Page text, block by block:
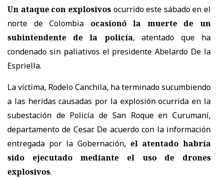
Un ataque con explosivosocurrido este sábado en el
norte de Colombia ocasionó la muerte de un
subintendente de la policía, atentado que ha
condenado sin paliativos el presidente Abelardo De la
Espriella.
La víctima, Rodelo Canchila, ha terminado sucumbiendo
a las heridas causadas por la explosión ocurrida en la
subestación de Policía de San Roque en Curumaní,
departamento de Cesar. De acuerdo con la información
entregada por la Gobernación, el atentado habría
sido ejecutado mediante el uso de drones
explosivos.